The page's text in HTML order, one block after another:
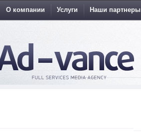
О компании Услуги Наши партнеры